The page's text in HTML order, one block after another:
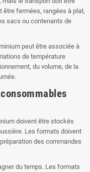
fermées, rangées à plat,
sacs ou contenants de
peut être associée à
de température
du volume, de la
doivent être stockés
Les formats doivent
des commandes
du temps. Les formats